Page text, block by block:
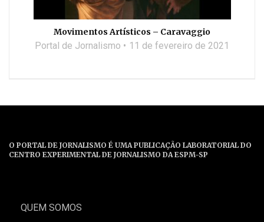
Movimentos Artísticos – Caravaggio
Portal de Jornalismo 11 de fevereiro de 2021
O PORTAL DE JORNALISMO É UMA PUBLICAÇÃO LABORATORIAL DO
CENTRO EXPERIMENTAL DE JORNALISMO DA ESPM-SP
QUEM SOMOS